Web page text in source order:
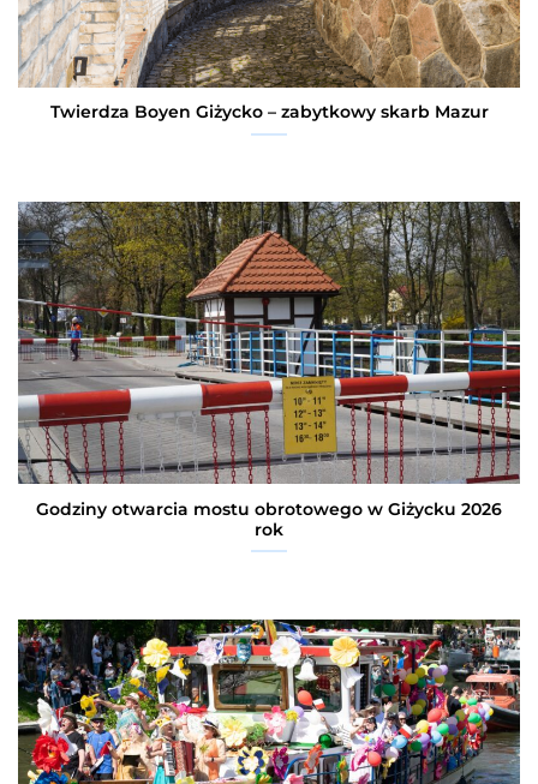
Twierdza Boyen Giżycko – zabytkowy skarb Mazur
Godziny otwarcia mostu obrotowego w Giżycku 2026
rok